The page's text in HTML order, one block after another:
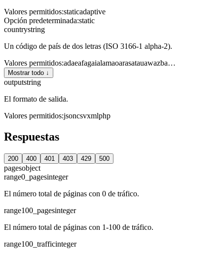
Valores permitidos:staticadaptive
Opción predeterminada:static
countrystring
Un código de país de dos letras (ISO 3166-1 alpha-2).
Valores permitidos:adaeafagaialamaoarasatauawazba…
Mostrar todo ↓
outputstring
El formato de salida.
Valores permitidos:jsoncsvxmlphp
Respuestas
200 400 401 403 429 500
pagesobject
range0_pagesinteger
El número total de páginas con 0 de tráfico.
range100_pagesinteger
El número total de páginas con 1-100 de tráfico.
range100_trafficinteger